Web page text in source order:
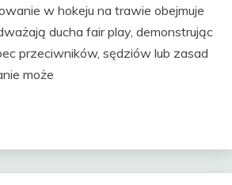
w hokeju na trawie obejmuje
ducha fair play, demonstrując
przeciwników, sędziów lub zasad
może